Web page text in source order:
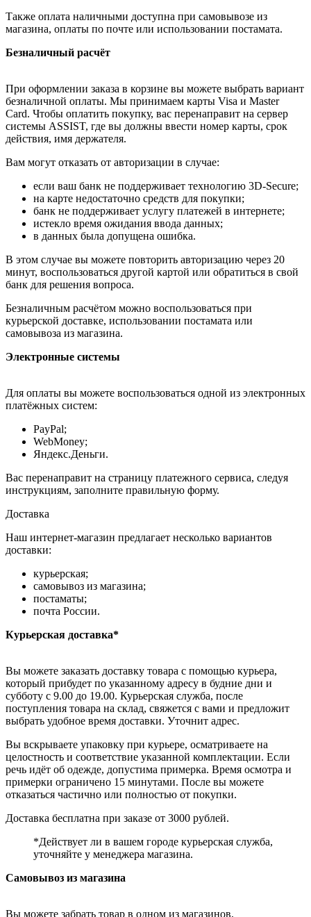
Также оплата наличными доступна при самовывозе из
магазина, оплаты по почте или использовании постамата.
Безналичный расчёт
При оформлении заказа в корзине вы можете выбрать вариант
безналичной оплаты. Мы принимаем карты Visa и Master
Card. Чтобы оплатить покупку, вас перенаправит на сервер
системы ASSIST, где вы должны ввести номер карты, срок
действия, имя держателя.
Вам могут отказать от авторизации в случае:
если ваш банк не поддерживает технологию 3D-Secure;
на карте недостаточно средств для покупки;
банк не поддерживает услугу платежей в интернете;
истекло время ожидания ввода данных;
в данных была допущена ошибка.
В этом случае вы можете повторить авторизацию через 20
минут, воспользоваться другой картой или обратиться в свой
банк для решения вопроса.
Безналичным расчётом можно воспользоваться при
курьерской доставке, использовании постамата или
самовывоза из магазина.
Электронные системы
Для оплаты вы можете воспользоваться одной из электронных
платёжных систем:
PayPal;
WebMoney;
Яндекс.Деньги.
Вас перенаправит на страницу платежного сервиса, следуя
инструкциям, заполните правильную форму.
Доставка
Наш интернет-магазин предлагает несколько вариантов
доставки:
курьерская;
самовывоз из магазина;
постаматы;
почта России.
Курьерская доставка*
Вы можете заказать доставку товара с помощью курьера,
который прибудет по указанному адресу в будние дни и
субботу с 9.00 до 19.00. Курьерская служба, после
поступления товара на склад, свяжется с вами и предложит
выбрать удобное время доставки. Уточнит адрес.
Вы вскрываете упаковку при курьере, осматриваете на
целостность и соответствие указанной комплектации. Если
речь идёт об одежде, допустима примерка. Время осмотра и
примерки ограничено 15 минутами. После вы можете
отказаться частично или полностью от покупки.
Доставка бесплатна при заказе от 3000 рублей.
*Действует ли в вашем городе курьерская служба,
уточняйте у менеджера магазина.
Самовывоз из магазина
Вы можете забрать товар в одном из магазинов,